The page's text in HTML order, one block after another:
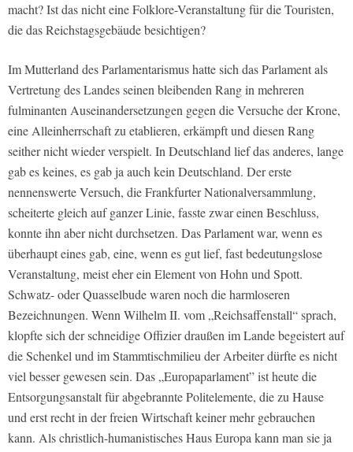
macht? Ist das nicht eine Folklore-Veranstaltung für die Touristen,
die das Reichstagsgebäude besichtigen?
Im Mutterland des Parlamentarismus hatte sich das Parlament als
Vertretung des Landes seinen bleibenden Rang in mehreren
fulminanten Auseinandersetzungen gegen die Versuche der Krone,
eine Alleinherrschaft zu etablieren, erkämpft und diesen Rang
seither nicht wieder verspielt. In Deutschland lief das anderes, lange
gab es keines, es gab ja auch kein Deutschland. Der erste
nennenswerte Versuch, die Frankfurter Nationalversammlung,
scheiterte gleich auf ganzer Linie, fasste zwar einen Beschluss,
konnte ihn aber nicht durchsetzen. Das Parlament war, wenn es
überhaupt eines gab, eine, wenn es gut lief, fast bedeutungslose
Veranstaltung, meist eher ein Element von Hohn und Spott.
Schwatz- oder Quasselbude waren noch die harmloseren
Bezeichnungen. Wenn Wilhelm II. vom „Reichsaffenstall“ sprach,
klopfte sich der schneidige Offizier draußen im Lande begeistert auf
die Schenkel und im Stammtischmilieu der Arbeiter dürfte es nicht
viel besser gewesen sein. Das „Europaparlament” ist heute die
Entsorgungsanstalt für abgebrannte Politelemente, die zu Hause
und erst recht in der freien Wirtschaft keiner mehr gebrauchen
kann. Als christlich-humanistisches Haus Europa kann man sie ja